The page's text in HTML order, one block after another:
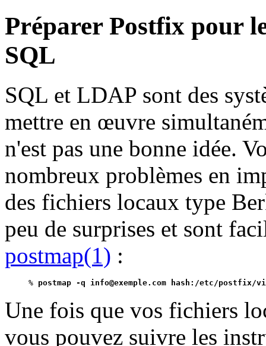
Préparer Postfix pour
SQL
SQL et LDAP sont des
mettre en œuvre
n'est pas une bonne idée.
nombreux problèmes en
des fichiers locaux type
peu de surprises et sont
postmap(1) :
% postmap -q info@exemple.com hash:/etc/
Une fois que vos fichiers
vous pouvez suivre les